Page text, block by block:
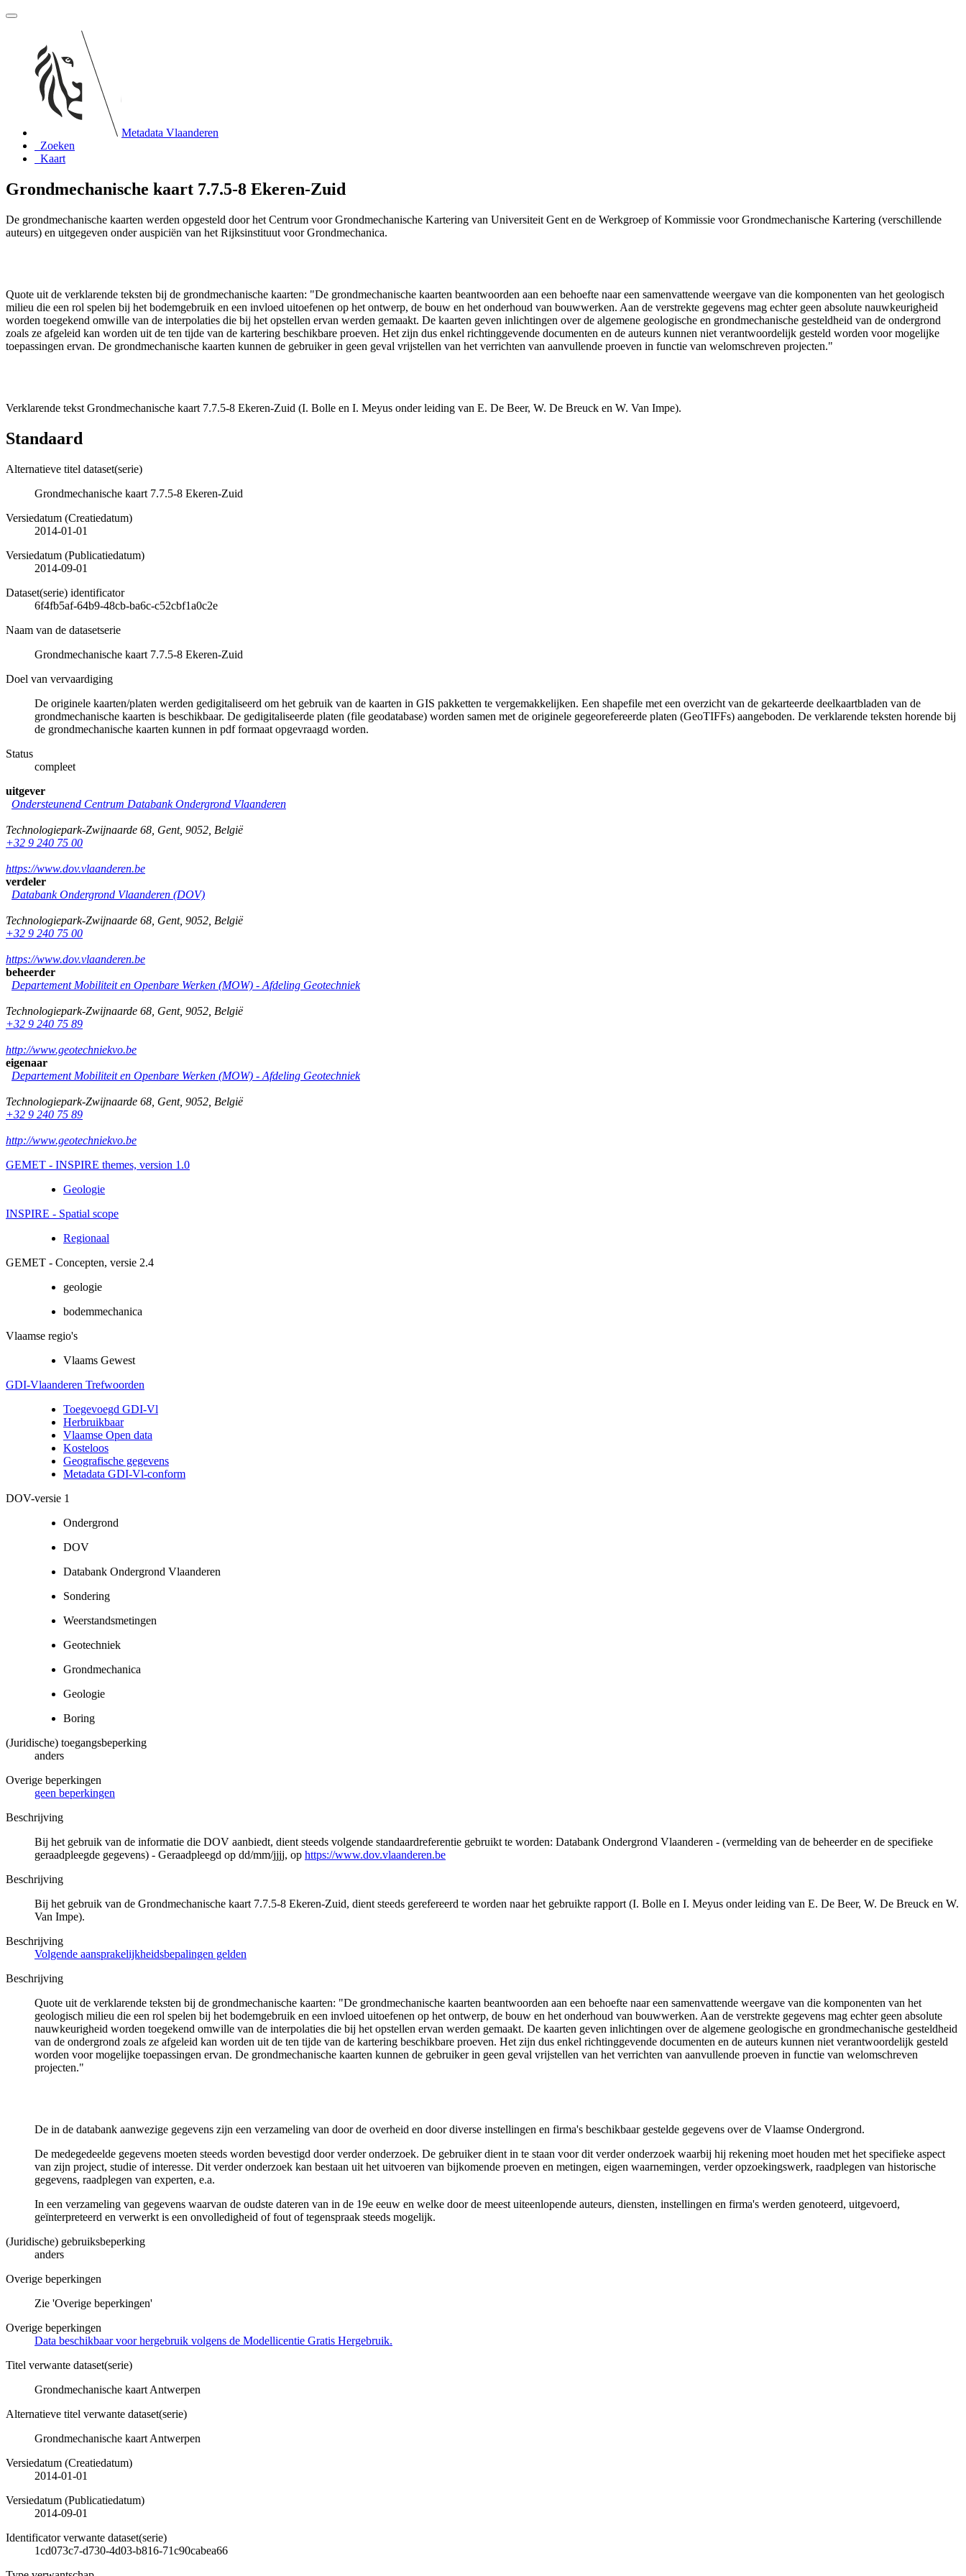
Metadata Vlaanderen
Zoeken
Kaart
Grondmechanische kaart 7.7.5-8 Ekeren-Zuid
De grondmechanische kaarten werden opgesteld door het Centrum voor Grondmechanische Kartering van Universiteit Gent en de Werkgroep of Kommissie voor Grondmechanische Kartering (verschillende
auteurs) en uitgegeven onder auspiciën van het Rijksinstituut voor Grondmechanica.
Quote uit de verklarende teksten bij de grondmechanische kaarten: "De grondmechanische kaarten beantwoorden aan een behoefte naar een samenvattende weergave van die komponenten van het geologisch
milieu die een rol spelen bij het bodemgebruik en een invloed uitoefenen op het ontwerp, de bouw en het onderhoud van bouwwerken. Aan de verstrekte gegevens mag echter geen absolute nauwkeurigheid
worden toegekend omwille van de interpolaties die bij het opstellen ervan werden gemaakt. De kaarten geven inlichtingen over de algemene geologische en grondmechanische gesteldheid van de ondergrond
zoals ze afgeleid kan worden uit de ten tijde van de kartering beschikbare proeven. Het zijn dus enkel richtinggevende documenten en de auteurs kunnen niet verantwoordelijk gesteld worden voor mogelijke
toepassingen ervan. De grondmechanische kaarten kunnen de gebruiker in geen geval vrijstellen van het verrichten van aanvullende proeven in functie van welomschreven projecten."
Verklarende tekst Grondmechanische kaart 7.7.5-8 Ekeren-Zuid (I. Bolle en I. Meyus onder leiding van E. De Beer, W. De Breuck en W. Van Impe).
Standaard
Alternatieve titel dataset(serie)
Grondmechanische kaart 7.7.5-8 Ekeren-Zuid
Versiedatum (Creatiedatum)
2014-01-01
Versiedatum (Publicatiedatum)
2014-09-01
Dataset(serie) identificator
6f4fb5af-64b9-48cb-ba6c-c52cbf1a0c2e
Naam van de datasetserie
Grondmechanische kaart 7.7.5-8 Ekeren-Zuid
Doel van vervaardiging
De originele kaarten/platen werden gedigitaliseerd om het gebruik van de kaarten in GIS pakketten te vergemakkelijken. Een shapefile met een overzicht van de gekarteerde deelkaartbladen van de
grondmechanische kaarten is beschikbaar. De gedigitaliseerde platen (file geodatabase) worden samen met de originele gegeorefereerde platen (GeoTIFFs) aangeboden. De verklarende teksten horende bij
de grondmechanische kaarten kunnen in pdf formaat opgevraagd worden.
Status
compleet
uitgever
Ondersteunend Centrum Databank Ondergrond Vlaanderen
Technologiepark-Zwijnaarde 68 Gent, 9052 België
+32 9 240 75 00
https://www.dov.vlaanderen.be
verdeler
Databank Ondergrond Vlaanderen (DOV)
Technologiepark-Zwijnaarde 68 Gent, 9052 België
+32 9 240 75 00
https://www.dov.vlaanderen.be
beheerder
Departement Mobiliteit en Openbare Werken (MOW) - Afdeling Geotechniek
Technologiepark-Zwijnaarde 68 Gent, 9052 België
+32 9 240 75 89
http://www.geotechniekvo.be
eigenaar
Departement Mobiliteit en Openbare Werken (MOW) - Afdeling Geotechniek
Technologiepark-Zwijnaarde 68 Gent, 9052 België
+32 9 240 75 89
http://www.geotechniekvo.be
GEMET - INSPIRE themes, version 1.0
Geologie
INSPIRE - Spatial scope
Regionaal
GEMET - Concepten, versie 2.4
geologie
bodemmechanica
Vlaamse regio's
Vlaams Gewest
GDI-Vlaanderen Trefwoorden
Toegevoegd GDI-Vl
Herbruikbaar
Vlaamse Open data
Kosteloos
Geografische gegevens
Metadata GDI-Vl-conform
DOV-versie 1
Ondergrond
DOV
Databank Ondergrond Vlaanderen
Sondering
Weerstandsmetingen
Geotechniek
Grondmechanica
Geologie
Boring
(Juridische) toegangsbeperking
anders
Overige beperkingen
geen beperkingen
Beschrijving
Bij het gebruik van de informatie die DOV aanbiedt, dient steeds volgende standaardreferentie gebruikt te worden: Databank Ondergrond Vlaanderen - (vermelding van de beheerder en de specifieke
geraadpleegde gegevens) - Geraadpleegd op dd/mm/jjjj, op https://www.dov.vlaanderen.be
Beschrijving
Bij het gebruik van de Grondmechanische kaart 7.7.5-8 Ekeren-Zuid, dient steeds gerefereerd te worden naar het gebruikte rapport (I. Bolle en I. Meyus onder leiding van E. De Beer, W. De Breuck en W.
Van Impe).
Beschrijving
Volgende aansprakelijkheidsbepalingen gelden
Beschrijving
Quote uit de verklarende teksten bij de grondmechanische kaarten: "De grondmechanische kaarten beantwoorden aan een behoefte naar een samenvattende weergave van die komponenten van het
geologisch milieu die een rol spelen bij het bodemgebruik en een invloed uitoefenen op het ontwerp, de bouw en het onderhoud van bouwwerken. Aan de verstrekte gegevens mag echter geen absolute
nauwkeurigheid worden toegekend omwille van de interpolaties die bij het opstellen ervan werden gemaakt. De kaarten geven inlichtingen over de algemene geologische en grondmechanische gesteldheid
van de ondergrond zoals ze afgeleid kan worden uit de ten tijde van de kartering beschikbare proeven. Het zijn dus enkel richtinggevende documenten en de auteurs kunnen niet verantwoordelijk gesteld
worden voor mogelijke toepassingen ervan. De grondmechanische kaarten kunnen de gebruiker in geen geval vrijstellen van het verrichten van aanvullende proeven in functie van welomschreven
projecten."
De in de databank aanwezige gegevens zijn een verzameling van door de overheid en door diverse instellingen en firma's beschikbaar gestelde gegevens over de Vlaamse Ondergrond.
De medegedeelde gegevens moeten steeds worden bevestigd door verder onderzoek. De gebruiker dient in te staan voor dit verder onderzoek waarbij hij rekening moet houden met het specifieke aspect
van zijn project, studie of interesse. Dit verder onderzoek kan bestaan uit het uitvoeren van bijkomende proeven en metingen, eigen waarnemingen, verder opzoekingswerk, raadplegen van historische
gegevens, raadplegen van experten, e.a.
In een verzameling van gegevens waarvan de oudste dateren van in de 19e eeuw en welke door de meest uiteenlopende auteurs, diensten, instellingen en firma's werden genoteerd, uitgevoerd,
geïnterpreteerd en verwerkt is een onvolledigheid of fout of tegenspraak steeds mogelijk.
(Juridische) gebruiksbeperking
anders
Overige beperkingen
Zie 'Overige beperkingen'
Overige beperkingen
Data beschikbaar voor hergebruik volgens de Modellicentie Gratis Hergebruik.
Titel verwante dataset(serie)
Grondmechanische kaart Antwerpen
Alternatieve titel verwante dataset(serie)
Grondmechanische kaart Antwerpen
Versiedatum (Creatiedatum)
2014-01-01
Versiedatum (Publicatiedatum)
2014-09-01
Identificator verwante dataset(serie)
1cd073c7-d730-4d03-b816-71c90cabea66